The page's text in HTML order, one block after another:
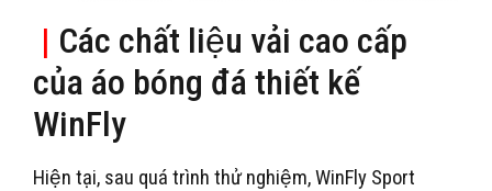
| Các chất liệu vải cao cấp
của áo bóng đá thiết kế
WinFly
Hiện tại, sau quá trình thử nghiệm, WinFly Sport